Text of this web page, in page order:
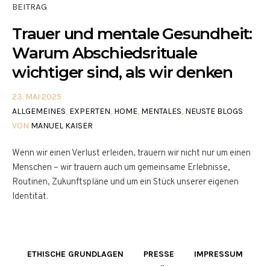
BEITRAG
Trauer und mentale Gesundheit:
Warum Abschiedsrituale
wichtiger sind, als wir denken
23. MAI 2025
ALLGEMEINES, EXPERTEN, HOME, MENTALES, NEUSTE BLOGS
VON MANUEL KAISER
Wenn wir einen Verlust erleiden, trauern wir nicht nur um einen
Menschen – wir trauern auch um gemeinsame Erlebnisse,
Routinen, Zukunftspläne und um ein Stück unserer eigenen
Identität.
ETHISCHE GRUNDLAGEN PRESSE
IMPRESSUM